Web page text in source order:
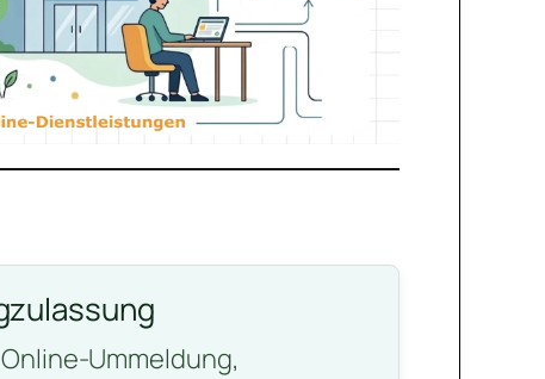
Ummeldung,